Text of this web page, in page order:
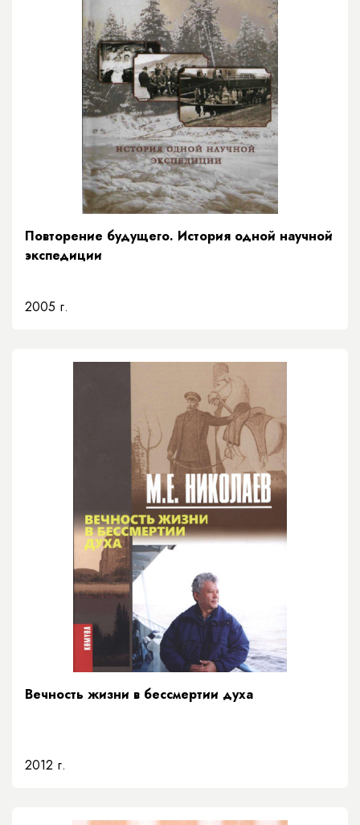
Повторение будущего. История одной научной
экспедиции
2005 г.
Вечность жизни в бессмертии духа
2012 г.